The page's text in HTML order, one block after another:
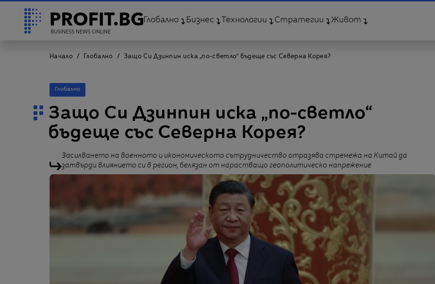
Глобално Бизнес Технологии Стратегии Живот
Начало Глобално Защо Си Дзинпин иска „по-светло“ бъдеще със Северна Корея?
Глобално
Защо Си Дзинпин иска „по-светло“
бъдеще със Северна Корея?
Засилването на военното и икономическото сътрудничество отразява стремежа на Китай да
затвърди влиянието си в регион, белязан от нарастващо геополитическо напрежение